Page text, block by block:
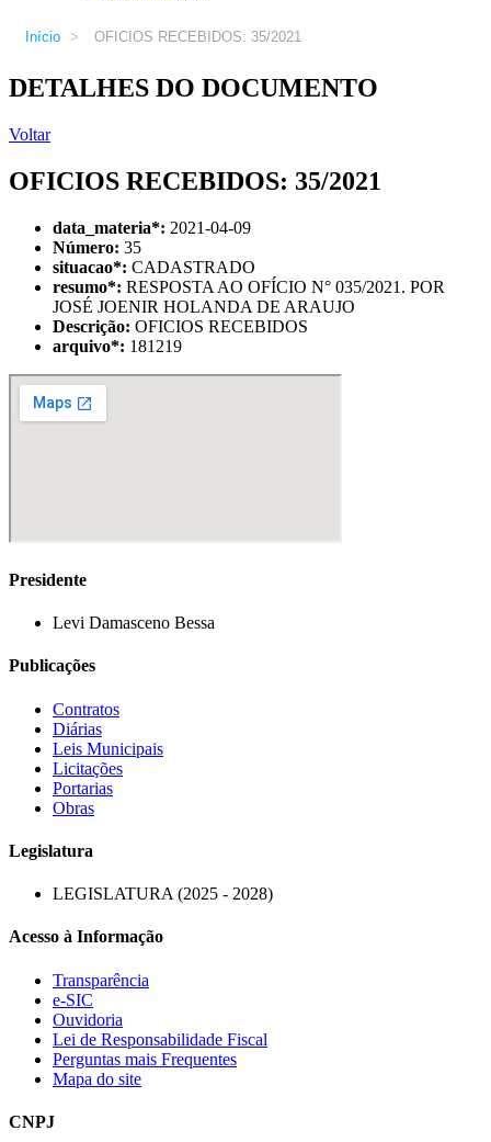
Início > OFICIOS RECEBIDOS: 35/2021
DETALHES DO DOCUMENTO
Voltar
OFICIOS RECEBIDOS: 35/2021
data_materia*: 2021-04-09
Número: 35
situacao*: CADASTRADO
resumo*: RESPOSTA AO OFÍCIO N° 035/2021. POR
JOSÉ JOENIR HOLANDA DE ARAUJO
Descrição: OFICIOS RECEBIDOS
arquivo*: 181219
Presidente
Levi Damasceno Bessa
Publicações
Contratos
Diárias
Leis Municipais
Licitações
Portarias
Obras
Legislatura
LEGISLATURA (2025 - 2028)
Acesso à Informação
Transparência
e-SIC
Ouvidoria
Lei de Responsabilidade Fiscal
Perguntas mais Frequentes
Mapa do site
CNPJ